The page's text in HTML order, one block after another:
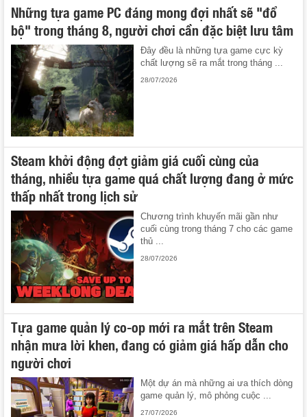
Những tựa game PC đáng mong đợi nhất sẽ "đổ
bộ" trong tháng 8, người chơi cần đặc biệt lưu tâm
Đây đều là những tựa game cực kỳ
chất lượng sẽ ra mắt trong tháng ...
28/07/2026
Steam khởi động đợt giảm giá cuối cùng của
tháng, nhiều tựa game quá chất lượng đang ở mức
thấp nhất trong lịch sử
Chương trình khuyến mãi gần như
cuối cùng trong tháng 7 cho các game
thủ ...
28/07/2026
Tựa game quản lý co-op mới ra mắt trên Steam
nhận mưa lời khen, đang có giảm giá hấp dẫn cho
người chơi
Một dự án mà những ai ưa thích dòng
game quản lý, mô phỏng cuộc ...
27/07/2026